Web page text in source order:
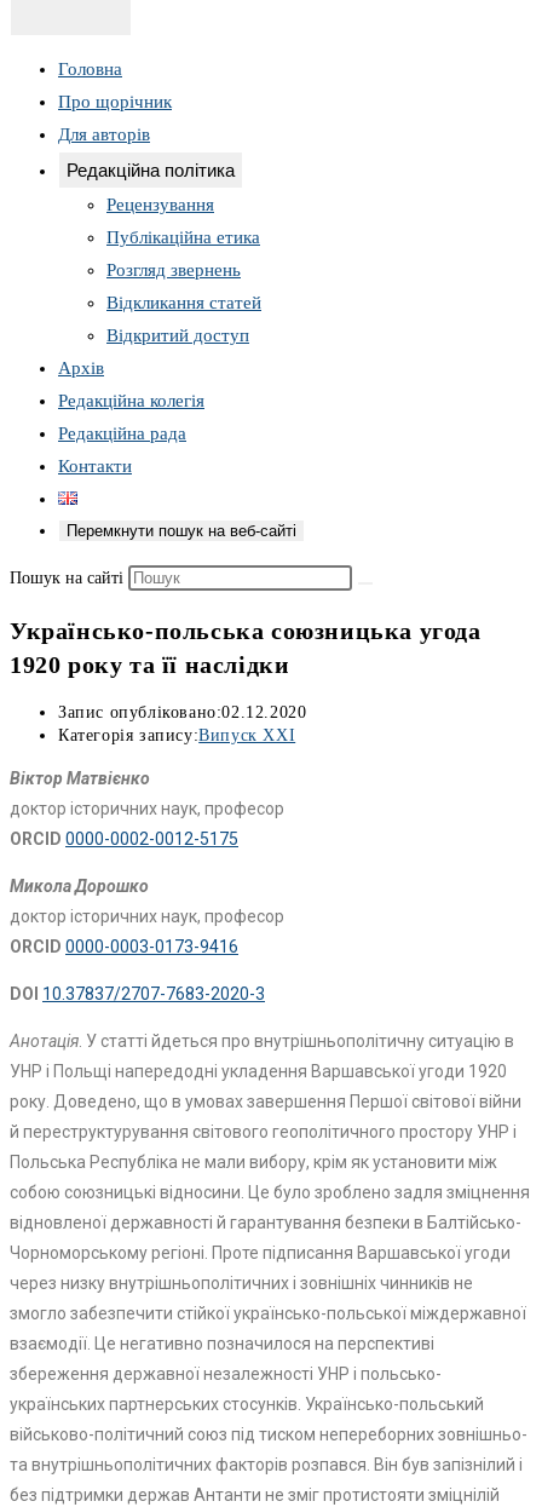
Головна
Про щорічник
Для авторів
Редакційна політика
Рецензування
Публікаційна етика
Розгляд звернень
Відкликання статей
Відкритий доступ
Архів
Редакційна колегія
Редакційна рада
Контакти
Перемкнути пошук на веб-сайті
Пошук на сайті
Українсько-польська союзницька угода
1920 року та її наслідки
Запис опубліковано:02.12.2020
Категорія запису:Випуск XXI
Віктор Матвієнко
доктор історичних наук, професор
ORCID 0000-0002-0012-5175
Микола Дорошко
доктор історичних наук, професор
ORCID 0000-0003-0173-9416
DOI 10.37837/2707-7683-2020-3
Анотація . У статті йдеться про внутрішньополітичну ситуацію в
УНР і Польщі напередодні укладення Варшавської угоди 1920
року. Доведено, що в умовах завершення Першої світової війни
й переструктурування світового геополітичного простору УНР і
Польська Республіка не мали вибору, крім як установити між
собою союзницькі відносини. Це було зроблено задля зміцнення
відновленої державності й гарантування безпеки в Балтійсько-
Чорноморському регіоні. Проте підписання Варшавської угоди
через низку внутрішньополітичних і зовнішніх чинників не
змогло забезпечити стійкої українсько-польської міждержавної
взаємодії. Це негативно позначилося на перспективі
збереження державної незалежності УНР і польсько-
українських партнерських стосунків. Українсько-польський
військово-політичний союз під тиском непереборних зовнішньо-
та внутрішньополітичних факторів розпався. Він був запізнілий і
без підтримки держав Антанти не зміг протистояти зміцнілій